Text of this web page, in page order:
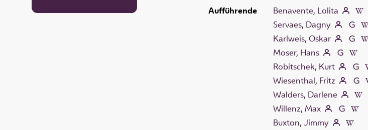
Aufführende
Benavente, Lolita
Servaes, Dagny
Karlweis, Oskar
Moser, Hans
Robitschek, Kurt
Wiesenthal, Fritz
Walders, Darlene
Willenz, Max
Buxton, Jimmy